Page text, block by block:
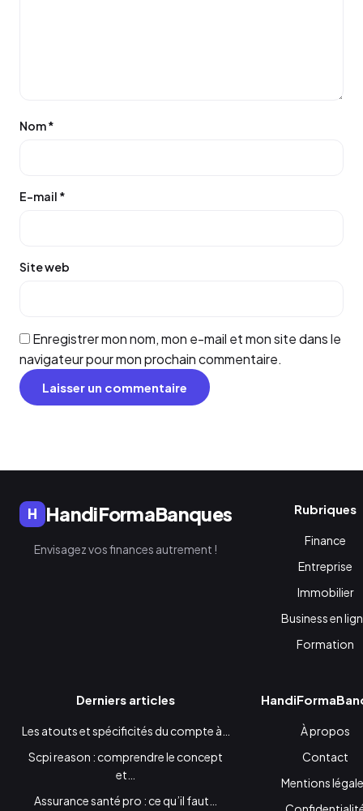
Nom*
E-mail *
Site web
Enregistrer mon nom, mon e-mail et mon site dans le
navigateur pour mon prochain commentaire.
H HandiFormaBanques
Envisagez vos finances autrement !
Rubriques
Finance
Entreprise
Immobilier
Business en
Formation
Derniers articles
Les atouts et spécificités du compte à…
Scpi reason : comprendre le concept
et…
Assurance santé pro : ce qu’il faut…
À propos
Contact
Mentions